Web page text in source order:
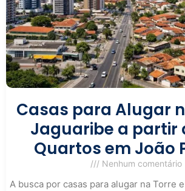
Casas para Alugar
Jaguaribe a partir
Quartos em João
Nenhum comentário
A busca por casas para alugar na Torre